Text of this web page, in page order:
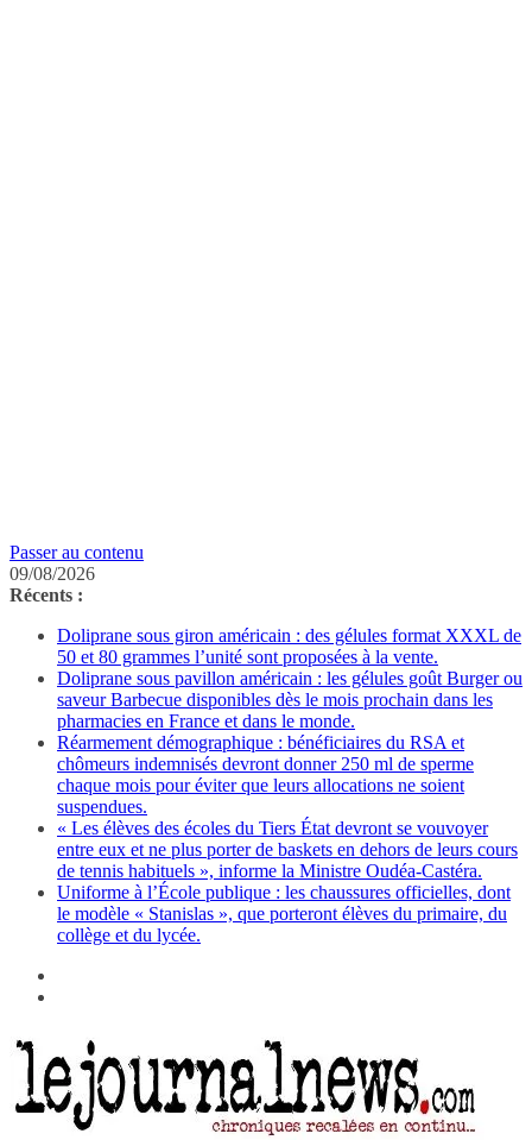
Passer au contenu
09/08/2026
Récents :
Doliprane sous giron américain : des gélules format XXXL de
50 et 80 grammes l’unité sont proposées à la vente.
Doliprane sous pavillon américain : les gélules goût Burger ou
saveur Barbecue disponibles dès le mois prochain dans les
pharmacies en France et dans le monde.
Réarmement démographique : bénéficiaires du RSA et
chômeurs indemnisés devront donner 250 ml de sperme
chaque mois pour éviter que leurs allocations ne soient
suspendues.
« Les élèves des écoles du Tiers État devront se vouvoyer
entre eux et ne plus porter de baskets en dehors de leurs cours
de tennis habituels », informe la Ministre Oudéa-Castéra.
Uniforme à l’École publique : les chaussures officielles, dont
le modèle « Stanislas », que porteront élèves du primaire, du
collège et du lycée.